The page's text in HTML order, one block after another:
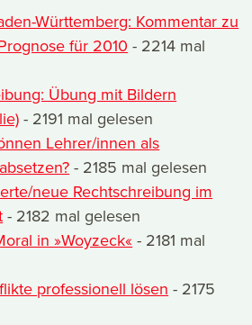
Württemberg: Kommentar zu
für 2010 - 2214 mal
Übung mit Bildern
- 2191 mal gelesen
Lehrer/innen als
- 2185 mal gelesen
neue Rechtschreibung im
- 2182 mal gelesen
in »Woyzeck« - 2181 mal
professionell lösen - 2175